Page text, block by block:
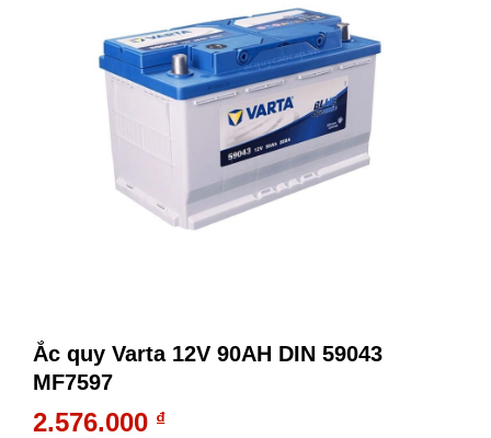
Ắc quy Varta 12V 90AH DIN 59043
MF7597
2.576.000 ₫